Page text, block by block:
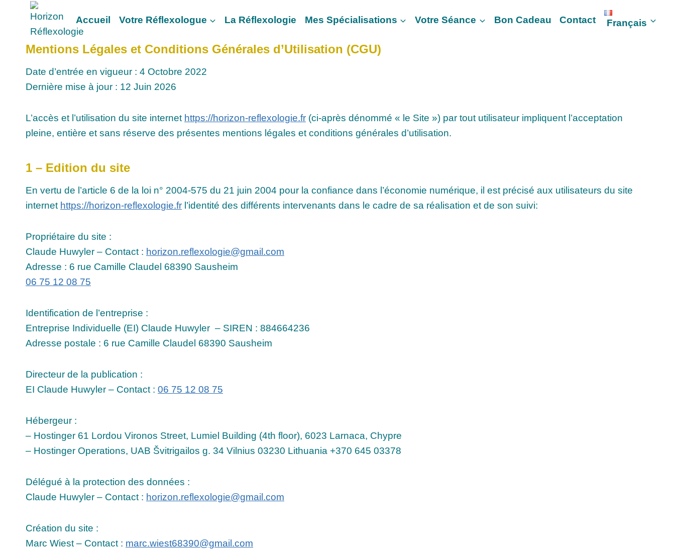
contenu
Accueil Votre Réflexologue La Réflexologie Mes Spécialisations Votre Séance Bon Cadeau Contact Français
Mentions Légales et Conditions Générales d’Utilisation (CGU)
Date d’entrée en vigueur : 4 Octobre 2022
Dernière mise à jour : 12 Juin 2026
L’accès et l’utilisation du site internet https://horizon-reflexologie.fr (ci-après dénommé « le Site ») par tout utilisateur impliquent l’acceptation
pleine, entière et sans réserve des présentes mentions légales et conditions générales d’utilisation.
1 – Edition du site
En vertu de l’article 6 de la loi n° 2004-575 du 21 juin 2004 pour la confiance dans l’économie numérique, il est précisé aux utilisateurs du site
internet https://horizon-reflexologie.fr l’identité des différents intervenants dans le cadre de sa réalisation et de son suivi:
Propriétaire du site :
Claude Huwyler – Contact : horizon.reflexologie@gmail.com
Adresse : 6 rue Camille Claudel 68390 Sausheim
06 75 12 08 75
Identification de l’entreprise :
Entreprise Individuelle (EI) Claude Huwyler – SIREN : 884664236
Adresse postale : 6 rue Camille Claudel 68390 Sausheim
Directeur de la publication :
EI Claude Huwyler – Contact : 06 75 12 08 75
Hébergeur :
– Hostinger 61 Lordou Vironos Street, Lumiel Building (4th floor), 6023 Larnaca, Chypre
– Hostinger Operations, UAB Švitrigailos g. 34 Vilnius 03230 Lithuania +370 645 03378
Délégué à la protection des données :
Claude Huwyler – Contact : horizon.reflexologie@gmail.com
Création du site :
Marc Wiest – Contact : marc.wiest68390@gmail.com